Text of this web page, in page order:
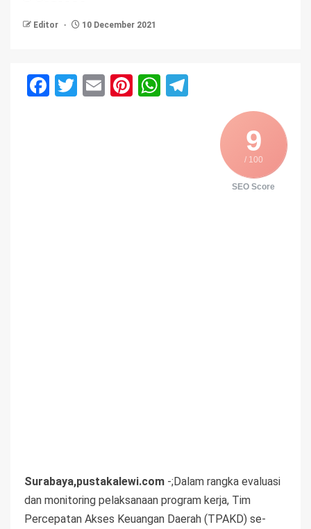
Editor 10 December 2021
Facebook
Twitter
EmailPinterest
WhatsApp
9
/ 100
SEO Score
Surabaya,pustakalewi.com -;Dalam rangka evaluasi
dan monitoring pelaksanaan program kerja, Tim
Percepatan Akses Keuangan Daerah (TPAKD) se-